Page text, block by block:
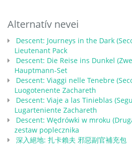
Alternatív nevei
Descent: Journeys in the Dark
Lieutenant Pack
Descent: Die Reise ins Dunkel
Hauptmann-Set
Descent: Viaggi nelle Tenebre
Luogotenente Zachareth
Descent: Viaje a las Tinieblas
Lugarteniente Zachareth
Descent: Wędrówki w mroku
zestaw poplecznika
深入絕地: 扎卡賴夫 邪惡副官補充包